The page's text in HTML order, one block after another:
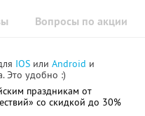
Вопросы по акции
IOS или Android и
Это удобно :)
праздникам от
со скидкой до 30%